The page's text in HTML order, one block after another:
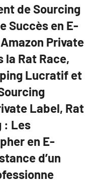
de Sourcing
Succès en E-
Private
la Rat Race,
Lucratif et
Label, Rat
: Les
en E-
d’un